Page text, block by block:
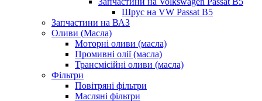
Шрус на VW Passat B5
Запчастини на ВАЗ
Оливи (Масла)
Моторні оливи (масла)
Промивні олії (масла)
Трансмісійні оливи (масла)
Фільтри
Повітряні фільтри
Масляні фільтри